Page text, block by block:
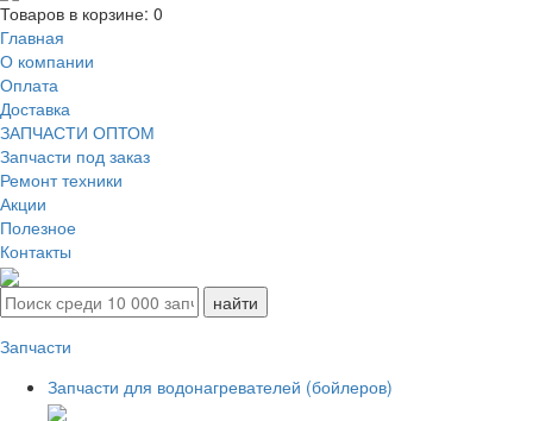
Товаров в корзине: 0
Главная
О компании
Оплата
Доставка
ЗАПЧАСТИ ОПТОМ
Запчасти под заказ
Ремонт техники
Акции
Полезное
Контакты
Запчасти
Запчасти для водонагревателей (бойлеров)